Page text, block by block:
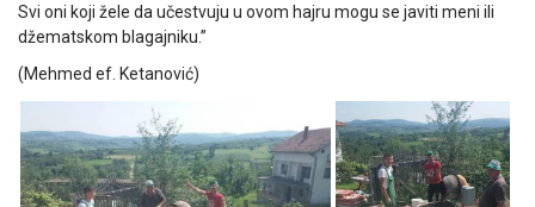
Svi oni koji žele da učestvuju u ovom hajru mogu se javiti meni ili
džematskom blagajniku.”
(Mehmed ef. Ketanović)